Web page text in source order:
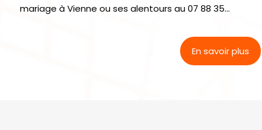
mariage à Vienne ou ses alentours au 07 88 35...
En savoir plus